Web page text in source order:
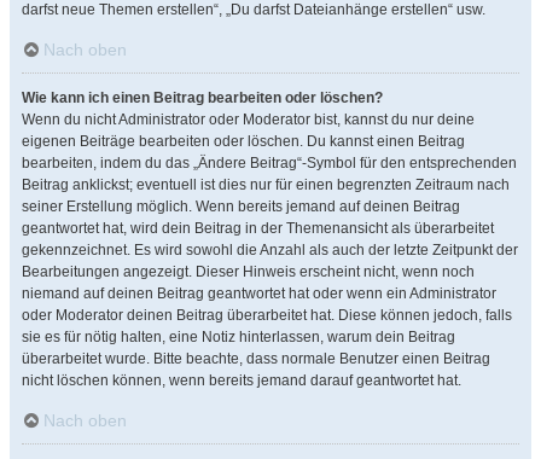
darfst neue Themen erstellen“, „Du darfst Dateianhänge erstellen“ usw.
Nach oben
Wie kann ich einen Beitrag bearbeiten oder löschen?
Wenn du nicht Administrator oder Moderator bist, kannst du nur deine
eigenen Beiträge bearbeiten oder löschen. Du kannst einen Beitrag
bearbeiten, indem du das „Ändere Beitrag“-Symbol für den entsprechenden
Beitrag anklickst; eventuell ist dies nur für einen begrenzten Zeitraum nach
seiner Erstellung möglich. Wenn bereits jemand auf deinen Beitrag
geantwortet hat, wird dein Beitrag in der Themenansicht als überarbeitet
gekennzeichnet. Es wird sowohl die Anzahl als auch der letzte Zeitpunkt der
Bearbeitungen angezeigt. Dieser Hinweis erscheint nicht, wenn noch
niemand auf deinen Beitrag geantwortet hat oder wenn ein Administrator
oder Moderator deinen Beitrag überarbeitet hat. Diese können jedoch, falls
sie es für nötig halten, eine Notiz hinterlassen, warum dein Beitrag
überarbeitet wurde. Bitte beachte, dass normale Benutzer einen Beitrag
nicht löschen können, wenn bereits jemand darauf geantwortet hat.
Nach oben